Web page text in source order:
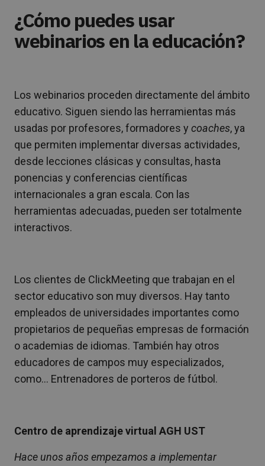
¿Cómo puedes usar
webinarios en la educación?
Los webinarios proceden directamente del ámbito
educativo. Siguen siendo las herramientas más
usadas por profesores, formadores y coaches, ya
que permiten implementar diversas actividades,
desde lecciones clásicas y consultas, hasta
ponencias y conferencias científicas
internacionales a gran escala. Con las
herramientas adecuadas, pueden ser totalmente
interactivos.
Los clientes de ClickMeeting que trabajan en el
sector educativo son muy diversos. Hay tanto
empleados de universidades importantes como
propietarios de pequeñas empresas de formación
o academias de idiomas. También hay otros
educadores de campos muy especializados,
como… Entrenadores de porteros de fútbol.
Centro de aprendizaje virtual AGH UST
Hace unos años empezamos a implementar